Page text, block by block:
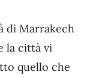
di Marrakech
la città vi
quello che